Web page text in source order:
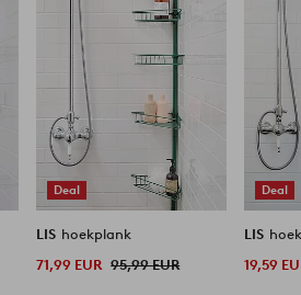
Deal
LIS hoekplank
71,99 EUR 95,99 EUR
Deal
LIS
19,59